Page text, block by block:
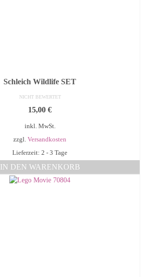
Schleich Wildlife SET
NICHT BEWERTET
15,00 €
inkl. MwSt.
zzgl. Versandkosten
Lieferzeit: 2 - 3 Tage
IN DEN WARENKORB